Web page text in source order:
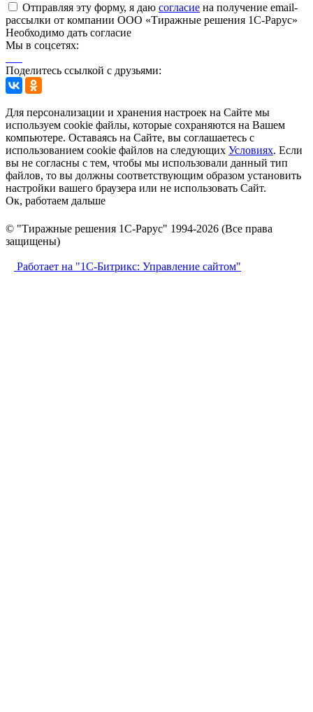
Отправляя эту форму, я даю согласие на получение email-
рассылки от компании ООО «Тиражные решения 1С-Рарус»
Необходимо дать согласие
Мы в соцсетях:
Поделитесь ссылкой с друзьями:
Для персонализации и хранения настроек на Сайте мы
используем cookie файлы, которые сохраняются на Вашем
компьютере. Оставаясь на Сайте, вы соглашаетесь с
использованием cookie файлов на следующих Условиях. Если
вы не согласны с тем, чтобы мы использовали данный тип
файлов, то вы должны соответствующим образом установить
настройки вашего браузера или не использовать Сайт.
Ок, работаем дальше
© "Тиражные решения 1С-Рарус" 1994-2026 (Все права
защищены)
Работает на "1С-Битрикс: Управление сайтом"